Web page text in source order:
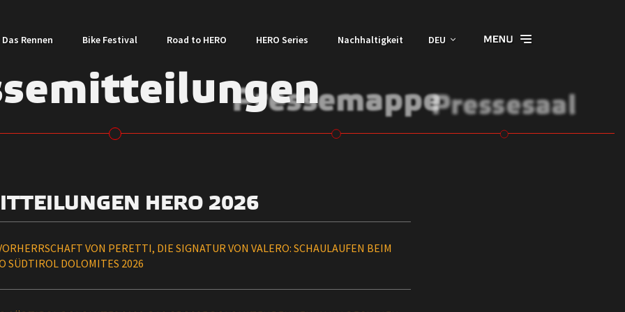
Das Rennen Bike Festival Road to HERO HERO Series Nachhaltigkeit DEU
PressemappePressesaal
HERO 2026
VON PERETTI, DIE SIGNATUR VON VALERO: SCHAULAUFEN BEIM
SÜDTIROL DOLOMITES 2026